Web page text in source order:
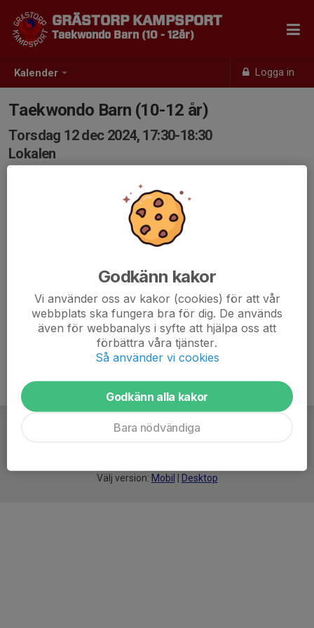
Kalender Logga in
GRÄSTORP KAMPSPORT
Taekwondo Barn (10 - 12år)
Taekwondo Barn (10-12 år)
Torsdag 12 dec 2024, 17:30-18:30
Lokalen
Välj version: Mobil Desktop
Godkänn kakor
Vi använder oss av kakor (cookies) för att vår
webbplats ska fungera bra för dig. De används
även för webbanalys i syfte att hjälpa oss att
förbättra våra tjänster.
Så använder vi cookies
Godkänn alla kakor
Bara nödvändiga